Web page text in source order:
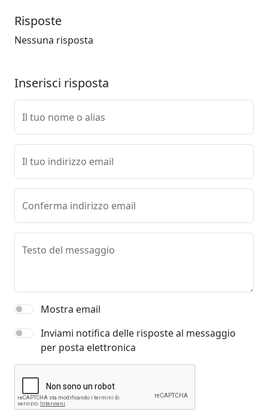
Risposte
Nessuna risposta
Inserisci risposta
Il tuo nome o alias
Il tuo indirizzo email
Conferma indirizzo email
Testo del messaggio
Mostra email
Inviami notifica delle risposte al messaggio
per posta elettronica